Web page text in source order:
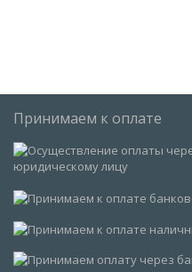
Принимаем к оплате